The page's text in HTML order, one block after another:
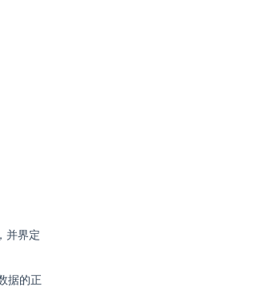
并界定
据的正